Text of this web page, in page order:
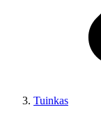
Tuinkas